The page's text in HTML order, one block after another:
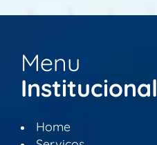
Menu
Institucional
Home